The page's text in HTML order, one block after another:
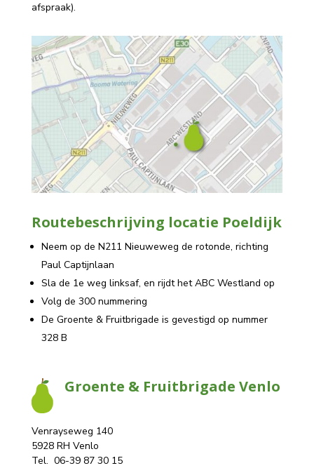
afspraak).
Routebeschrijving locatie Poeldijk
Neem op de N211 Nieuweweg de rotonde, richting
Paul Captijnlaan
Sla de 1e weg linksaf, en rijdt het ABC Westland op
Volg de 300 nummering
De Groente & Fruitbrigade is gevestigd op nummer
328 B
Groente & Fruitbrigade Venlo
Venrayseweg 140
5928 RH Venlo
Tel. 06-39 87 30 15